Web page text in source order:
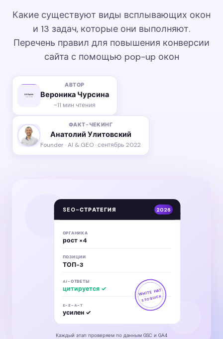
Какие существуют виды всплывающих окон
и 13 задач, которые они выполняют.
Перечень правил для повышения конверсии
сайта с помощью pop-up окон
АВТОР
Вероника Чурсина
~11 мин чтения
ФАКТ-ЧЕКИНГ
Анатолий Улитовский
Founder · AI & GEO · сентябрь 2022
SEO-СТРАТЕГИЯ 2026
ОРГАНИКА
рост ×4
ПОЗИЦИИ
ТОП-3
AI-ОТВЕТЫ
цитируется ✓
E-E-A-T
усилен ✓
WHITE HAT
SEOQUICK
Каждый этап проверяем по данным GSC и GA4